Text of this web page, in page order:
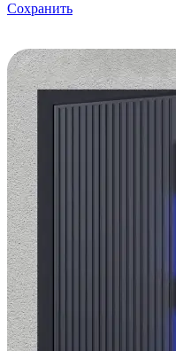
Сохранить